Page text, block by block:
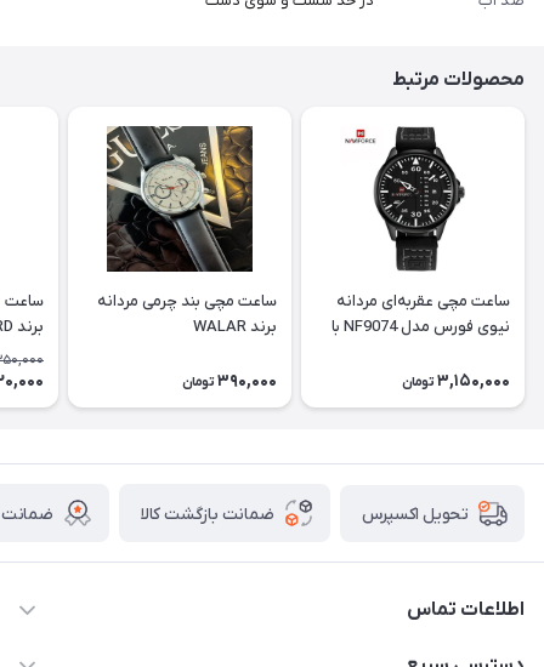
محصولات مرتبط
ساعت مچی عقربه‌ای مردانه
نیوی فورس مدل NF9074 با
3,150,000 تومان
ساعت مچی بند چرمی مردانه
برند WALAR
390,000 تومان
ساعت
برند PASSBIRD
تحویل اکسپرس ضمانت بازگشت کالا ضمانت
اطلاعات تماس
برای دریافت کدرهگیری پیامک دهید 09364926911